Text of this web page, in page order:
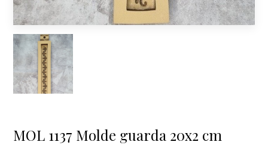
MOL 1137 Molde guarda 20x2 cm